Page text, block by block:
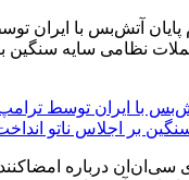
با ایران توسط
بر اجلاس ناتو